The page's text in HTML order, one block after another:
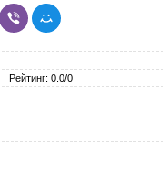
Рейтинг: 0.0/0